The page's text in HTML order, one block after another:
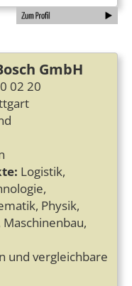
GmbH
02 20
Logistik,
Physik,
und vergleichbare